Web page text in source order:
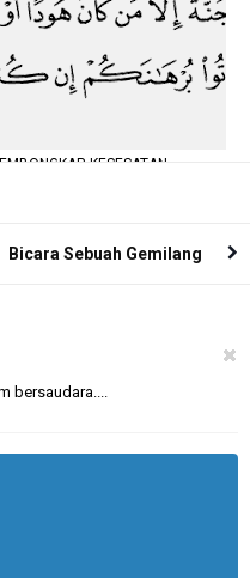
KESESATAN
Bicara Sebuah Gemilang
bersaudara....